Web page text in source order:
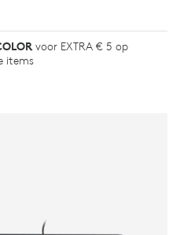
voor EXTRA € 5 op
items